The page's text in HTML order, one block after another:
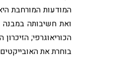
המודעות המורחבת
ואת חשיבותה במבנה
הכוריאוגרפי;
בוחרת את